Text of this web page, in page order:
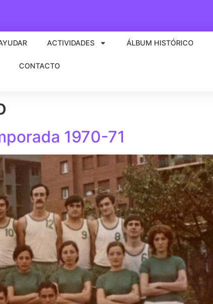
ACTIVIDADES ÁLBUM HISTÓRICO
CONTACTO
1970-71